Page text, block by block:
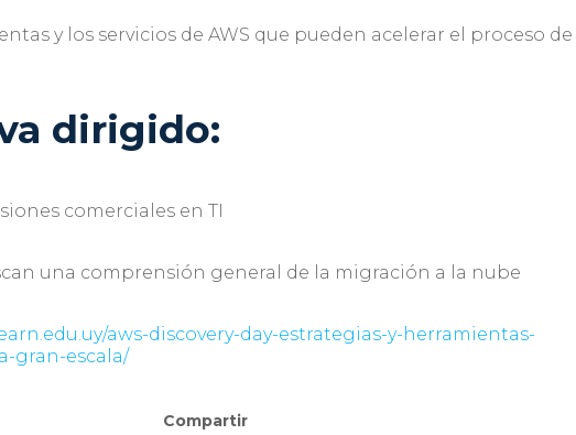
y los servicios de AWS que pueden acelerar el proceso de
dirigido:
comerciales en TI
una comprensión general de la migración a la nube
aws-discovery-day-estrategias-y-herramientas-
gran-escala/
Compartir